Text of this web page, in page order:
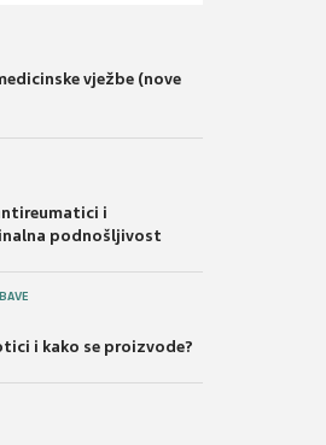
vježbe (nove
i
podnošljivost
i kako se proizvode?